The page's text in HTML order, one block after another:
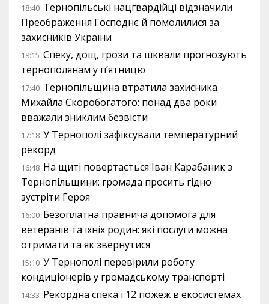
18:40 Тернопільські нацгвардійці відзначили
Преображення Господнє й помолилися за
захисників України
18:15 Спеку, дощ, грози та шквали прогнозують
тернополянам у п’ятницю
17:40 Тернопільщина втратила захисника
Михайла Скоробогатого: понад два роки
вважали зниклим безвісти
17:18 У Тернополі зафіксували температурний
рекорд
16:48 На щиті повертається Іван Карабаник з
Тернопільщини: громада просить гідно
зустріти Героя
16:00 Безоплатна правнича допомога для
ветеранів та їхніх родин: які послуги можна
отримати та як звернутися
15:10 У Тернополі перевірили роботу
кондиціонерів у громадському транспорті
14:33 Рекордна спека і 12 пожеж в екосистемах